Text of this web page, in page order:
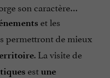
son caractère…
et les
permettront de mieux
. La visite de
estune